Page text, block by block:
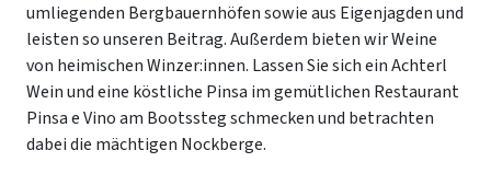
umliegenden Bergbauernhöfen sowie aus Eigenjagden und
leisten so unseren Beitrag. Außerdem bieten wir Weine
von heimischen Winzer:innen. Lassen Sie sich ein Achterl
Wein und eine köstliche Pinsa im gemütlichen Restaurant
Pinsa e Vino am Bootssteg schmecken und betrachten
dabei die mächtigen Nockberge.